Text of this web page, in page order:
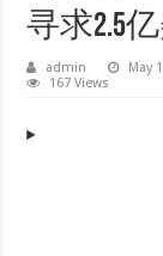
寻求2.5
admin May
167 Views